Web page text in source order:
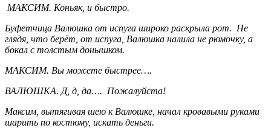
МАКСИМ. Коньяк, и быстро.
Буфетчица Валюшка от испуга широко раскрыла рот. Не
глядя, что берёт, от испуга, Валюшка налила не рюмочку, а
бокал с толстым донышком.
МАКСИМ. Вы можете быстрее….
ВАЛЮШКА. Д, д, да…. Пожалуйста!
Максим, вытягивая шею к Валюшке, начал кровавыми руками
шарить по костюму, искать деньги.